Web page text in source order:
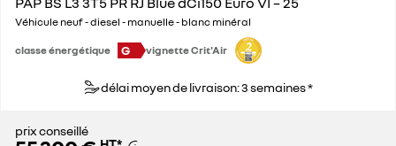
Véhicule neuf - diesel - manuelle - blanc minéral
classe énergétique G vignette Crit'Air
délai moyen de livraison: 3 semaines *
prix conseillé